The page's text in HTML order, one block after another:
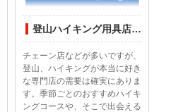
登山ハイキング用具店の名刺印刷デザインしてみました
チェーン店などが多いですが、
登山、ハイキングが本当に好き
な専門店の需要は確実にありま
す。季節ごとのおすすめハイキ
ングコースや、そこで出会える